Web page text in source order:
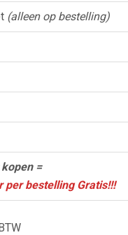
(alleen op bestelling)
=
per bestelling Gratis!!!